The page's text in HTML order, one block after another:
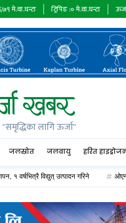
ट्रिपिङ :०मे.वा.घन्टा ऊर्जा माग : ७३४८५
"समृद्धिका लागि ऊर्जा"
जलस्रोत जलवायु हरित
विद्युत् उत्पादन गरिने ओएन्डएम